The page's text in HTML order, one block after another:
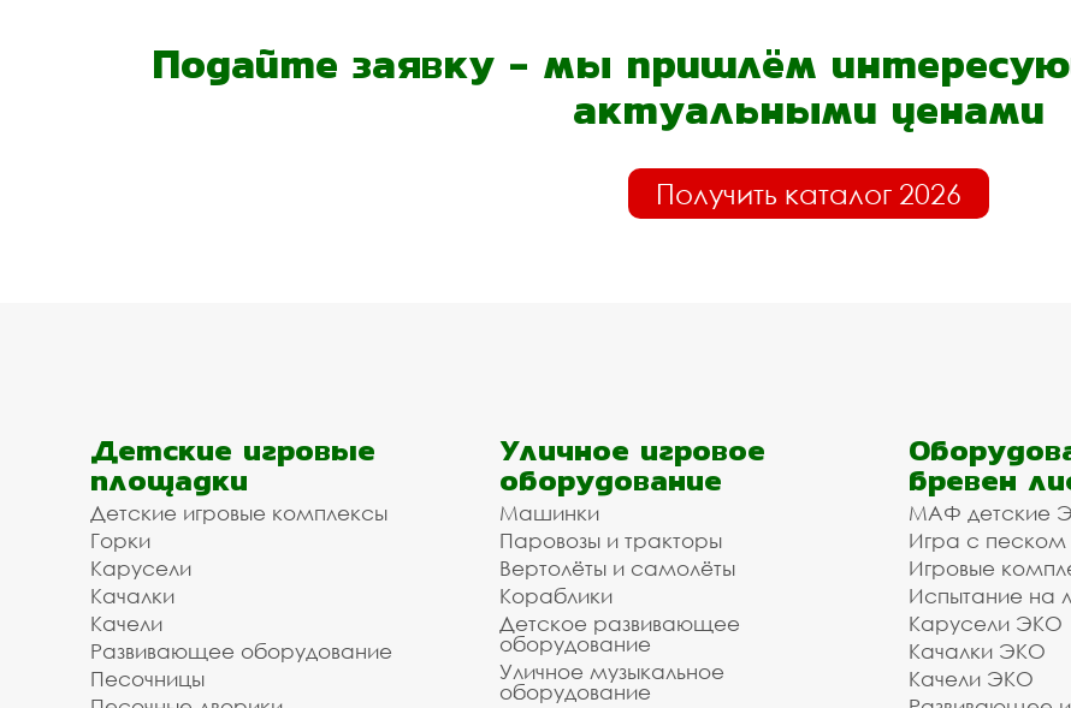
Подайте заявку - мы пришлём
актуальными ценами
Получить каталог 2026
Детские игровые
площадки
Детские игровые комплексы
Горки
Карусели
Качалки
Качели
Развивающее оборудование
Песочницы
Уличное игровое
оборудование
Машинки
Паровозы и тракторы
Вертолёты и самолёты
Кораблики
Детское развивающее
оборудование
Уличное музыкальное
оборудование
бревен
МАФ детские
Игра с
Игровые
Испытание на
Карусели ЭКО
Качалки ЭКО
Качели ЭКО